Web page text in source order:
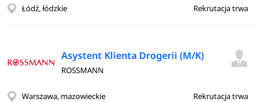
Łódź, łódzkie Rekrutacja trwa
Asystent Klienta Drogerii (M/K)
ROSSMANN
Warszawa, mazowieckie Rekrutacja trwa